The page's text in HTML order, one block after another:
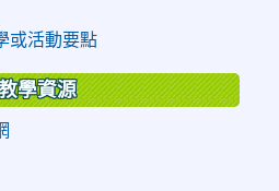
或活動要點
學資源